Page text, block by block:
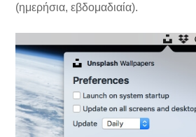
(ημερήσια, εβδομαδιαία).